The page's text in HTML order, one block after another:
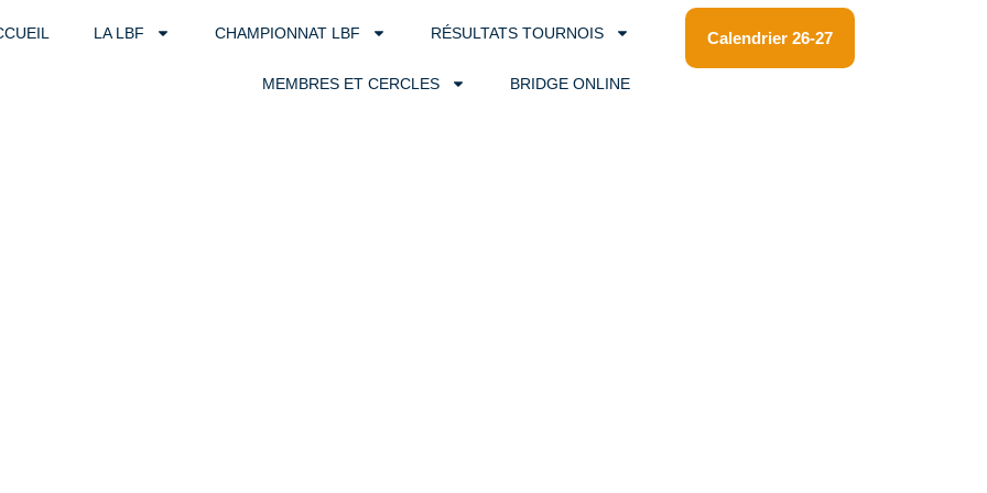
LA LBF CHAMPIONNAT LBF RÉSULTATS TOURNOIS
MEMBRES ET CERCLES BRIDGE ONLINE
Calendrier 26-27